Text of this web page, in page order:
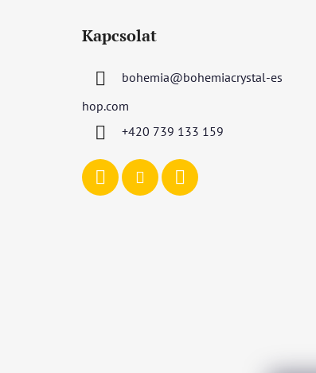
Kapcsolat
bohemia@bohemiacrystal-es
hop.com
+420 739 133 159